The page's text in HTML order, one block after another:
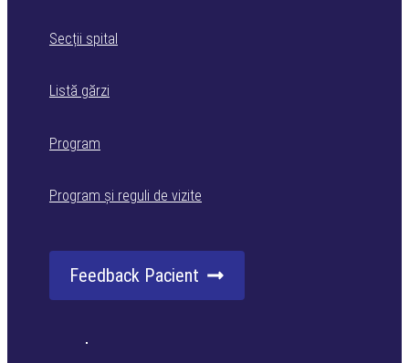
Secții spital
Listă gărzi
Program
Program și reguli de vizite
Feedback Pacient